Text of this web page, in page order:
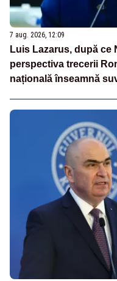
7 aug. 2026, 12:09
Luis Lazarus, după ce
perspectiva trecerii
națională înseamnă